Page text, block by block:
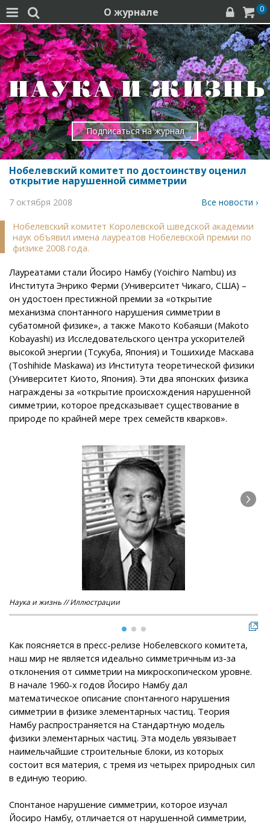
  О журнале   0
Подписаться на журнал
Нобелевский комитет по достоинству оценил
открытие нарушенной симметрии
7 октября 2008 Все новости ›
Нобелевский комитет Королевской шведской академии
наук объявил имена лауреатов Нобелевской премии по
физике 2008 года.
Лауреатами стали Йосиро Намбу (Yoichiro Nambu) из
Института Энрико Ферми (Университет Чикаго, США) –
он удостоен престижной премии за «открытие
механизма спонтанного нарушения симметрии в
субатомной физике», а также Макото Кобаяши (Makoto
Kobayashi) из Исследовательского центра ускорителей
высокой энергии (Тсукуба, Япония) и Тошихиде Маскава
(Toshihide Maskawa) из Института теоретической физики
(Университет Киото, Япония). Эти два японских физика
награждены за «открытие происхождения нарушенной
симметрии, которое предсказывает существование в
природе по крайней мере трех семейств кварков».
Наука и жизнь // Иллюстрации
Как поясняется в пресс-релизе Нобелевского комитета,
наш мир не является идеально симметричным из-за
отклонения от симметрии на микроскопическом уровне.
В начале 1960-х годов Йосиро Намбу дал
математическое описание спонтанного нарушения
симметрии в физике элементарных частиц. Теория
Намбу распространяется на Стандартную модель
физики элементарных частиц. Эта модель увязывает
наимельчайшие строительные блоки, из которых
состоит вся материя, с тремя из четырех природных сил
в единую теорию.
Спонтаное нарушение симметрии, которое изучал
Йосиро Намбу, отличается от нарушенной симметрии,